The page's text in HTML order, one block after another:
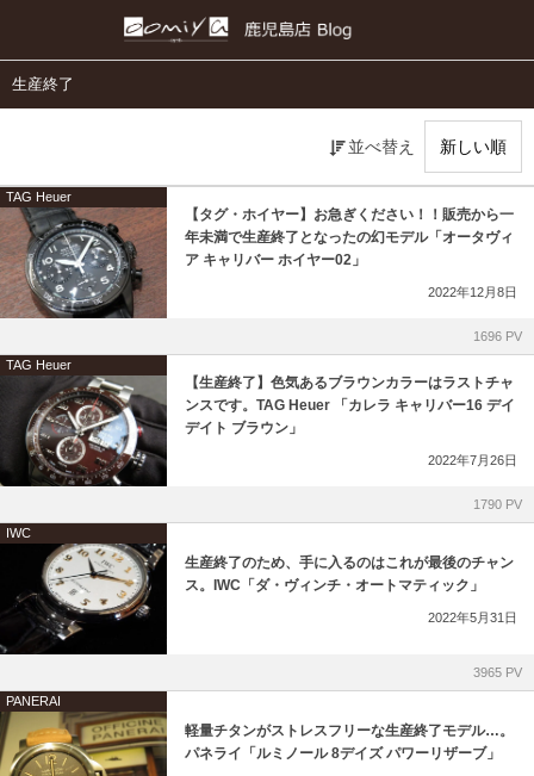
生産終了
並べ替え
TAG Heuer
【タグ・ホイヤー】お急ぎください！！販売から一
年未満で生産終了となったの幻モデル「オータヴィ
ア キャリバー ホイヤー02」
2022年12月8日
1696 PV
TAG Heuer
【生産終了】色気あるブラウンカラーはラストチャ
ンスです。TAG Heuer 「カレラ キャリバー16 デイ
デイト ブラウン」
2022年7月26日
1790 PV
IWC
生産終了のため、手に入るのはこれが最後のチャン
ス。IWC「ダ・ヴィンチ・オートマティック」
2022年5月31日
3965 PV
PANERAI
軽量チタンがストレスフリーな生産終了モデル…。
パネライ「ルミノール 8デイズ パワーリザーブ」
IWC
PANERAI
CHANEL
TUDOR
EDOX
MAURICE LACROIX
NORQAIN
GARMIN
OSSO ITALY
Jean Rousseau
取り扱い終了ブランド
心斎橋店
京都店
仙台店
ブライトリング ブティック大阪
ブライトリング ブティック 京都
チューダー ブティック by OOMIYA
ゼニス ブティック大阪
ジラール・ペルゴ ブティック 大阪